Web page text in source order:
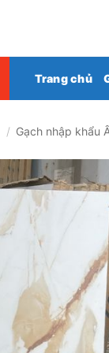
Trang chủ
/ Gạch nhập khẩu